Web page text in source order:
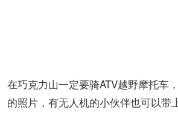
在巧克力山一定要骑ATV越野摩托车
的照片，有无人机的小伙伴也可以带